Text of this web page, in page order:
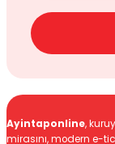
Ayintaponline,
mirasını, modern e-